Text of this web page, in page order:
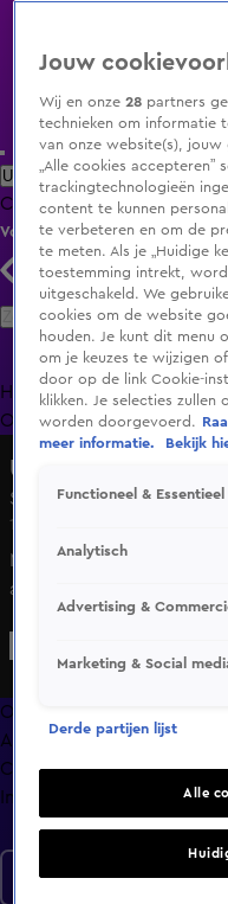
Uitzending Gemist Populaire
ClipsFilmsRadioSmart TV
Volg KIJK
Zoeken
HomeUitzending Gemist
OranjezomerLivestreams
Undercover in
Seizoen 16, aflevering 13
17 nov 2019, 20:00
Met de verborgen
allerlei duistere zaken
en zijn team. Vele
Nederland blootgelegd.
Overzicht
Afleveringen
Clips
Info
Seizoen 16
Jouw
Wij en onze28 partners
technieken om informatie
van onze website(s),
„Alle cookies accepteren”
trackingtechnologieën
content te kunnen
te verbeteren en om de
te meten. Als je „Huidige
toestemming intrekt,
uitgeschakeld. We
cookies om de website
houden. Je kunt dit menu
om je keuzes te wijzigen
door op de link Cookie-
klikken. Je selecties zullen
worden doorgevoerd.
meer informatie.
Bekijk
Functioneel & Essentieel
Analytisch
Advertising &
Marketing & Social
Derde partijen lijst
Alle